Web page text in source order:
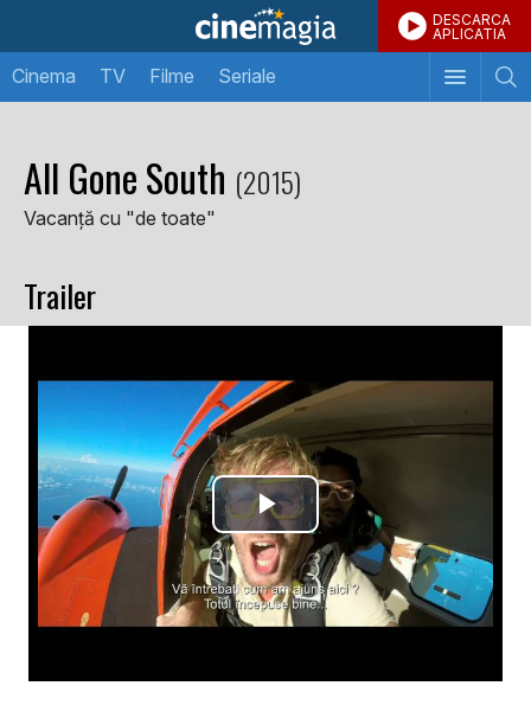
DESCARCA
APLICATIA
Cinema TV Filme Seriale
All Gone South (2015)
Vacanță cu "de toate"
Trailer